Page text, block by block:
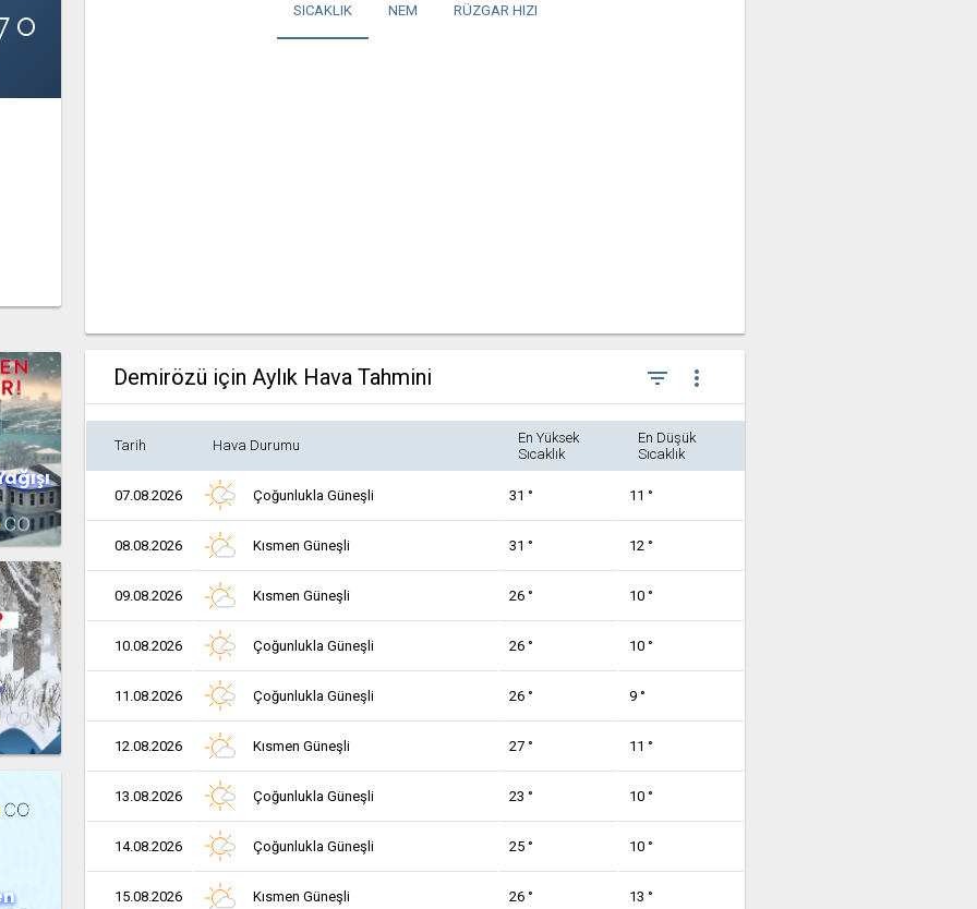
SICAKLIK NEM RÜZGAR HIZI
Demirözü için Aylık Hava Tahmini filter_list more_vert
Tarih Hava Durumu
En Yüksek
Sıcaklık
En Düşük
Sıcaklık
07.08.2026 Çoğunlukla Güneşli 31 ° 11 °
08.08.2026 Kısmen Güneşli 31 ° 12 °
09.08.2026 Kısmen Güneşli 26 ° 10 °
10.08.2026 Çoğunlukla Güneşli 26 ° 10 °
11.08.2026 Çoğunlukla Güneşli 26 ° 9 °
12.08.2026 Kısmen Güneşli 27 ° 11 °
13.08.2026 Çoğunlukla Güneşli 23 ° 10 °
14.08.2026 Çoğunlukla Güneşli 25 ° 10 °
15.08.2026 Kısmen Güneşli 26 ° 13 °